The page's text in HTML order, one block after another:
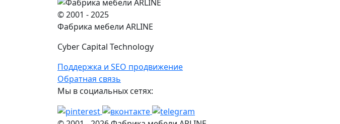
© 2001 - 2025
Фабрика мебели ARLINE
Cyber Capital Technology
Поддержка и SEO продвижение
Обратная связь
Мы в социальных сетях: